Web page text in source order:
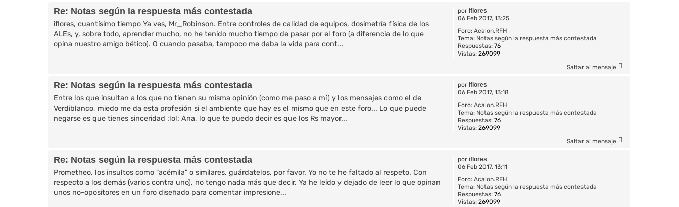
poriflores
06 Feb 2017, 13:25
Foro:Acalon.RFH
Tema: Notas según la respuesta más contestada
Respuestas:76
Vistas:269099
Re: Notas según la respuesta más contestada
iflores, cuantísimo tiempo Ya ves, Mr_Robinson. Entre controles de calidad de equipos, dosimetría física de los
ALEs, y, sobre todo, aprender mucho, no he tenido mucho tiempo de pasar por el foro (a diferencia de lo que
opina nuestro amigo bético). O cuando pasaba, tampoco me daba la vida para cont...
Saltar al mensaje
poriflores
06 Feb 2017, 13:18
Foro:Acalon.RFH
Tema: Notas según la respuesta más contestada
Respuestas:76
Vistas:269099
Re: Notas según la respuesta más contestada
Entre los que insultan a los que no tienen su misma opinión (como me paso a mí) y los mensajes como el de
Verdiblanco, miedo me da esta profesión si el ambiente que hay es el mismo que en este foro... Lo que puede
negarse es que tienes sinceridad :lol: Ana, lo que te puedo decir es que los Rs mayor...
Saltar al mensaje
poriflores
06 Feb 2017, 13:11
Foro:Acalon.RFH
Tema: Notas según la respuesta más contestada
Respuestas:76
Vistas:269099
Re: Notas según la respuesta más contestada
Prometheo, los insultos como "acémila" o similares, guárdatelos, por favor. Yo no te he faltado al respeto. Con
respecto a los demás (varios contra uno), no tengo nada más que decir. Ya he leído y dejado de leer lo que opinan
unos no-opositores en un foro diseñado para comentar impresione...